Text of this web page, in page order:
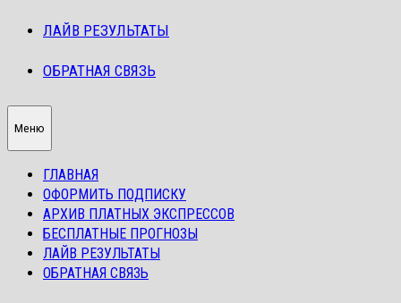
ЛАЙВ РЕЗУЛЬТАТЫ
ОБРАТНАЯ СВЯЗЬ
Меню
ГЛАВНАЯ
ОФОРМИТЬ ПОДПИСКУ
АРХИВ ПЛАТНЫХ ЭКСПРЕССОВ
БЕСПЛАТНЫЕ ПРОГНОЗЫ
ЛАЙВ РЕЗУЛЬТАТЫ
ОБРАТНАЯ СВЯЗЬ